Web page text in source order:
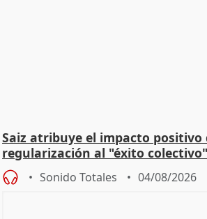
Saiz atribuye el impacto positivo
regularización al "éxito
Sonido Totales 04/08/2026